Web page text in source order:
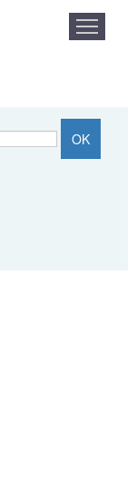
Praticiens /
OK